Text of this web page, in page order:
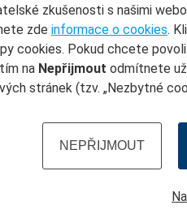
zkušenosti s našimi
zde informace o cookies.
cookies. Pokud chcete
na Nepřijmout odmítnete
stránek (tzv. „Nezbytné
NEPŘIJMOUT